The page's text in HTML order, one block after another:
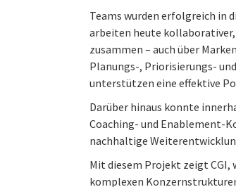
Teams wurden erfolgreich in
arbeiten heute
zusammen – auch über
Planungs-, Priorisierungs-
unterstützen eine effektive
Darüber hinaus konnte
Coaching- und Enablement-
nachhaltige
Mit diesem Projekt zeigt
komplexen